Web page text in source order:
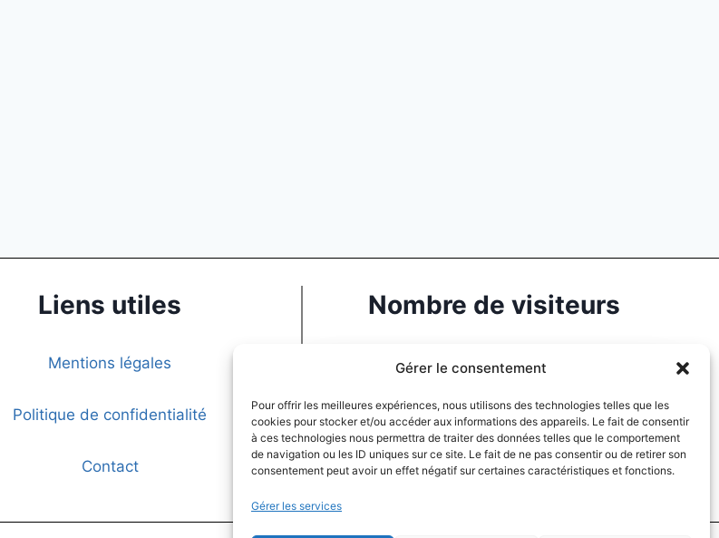
Gérer le consentement
Pour offrir les meilleures expériences, nous utilisons des technologies telles que les
cookies pour stocker et/ou accéder aux informations des appareils. Le fait de consentir
à ces technologies nous permettra de traiter des données telles que le comportement
de navigation ou les ID uniques sur ce site. Le fait de ne pas consentir ou de retirer son
consentement peut avoir un effet négatif sur certaines caractéristiques et fonctions.
Gérer les services
Liens utiles
Mentions légales
Politique de confidentialité
Contact
Nombre de visiteurs
TOTAL VISITORS